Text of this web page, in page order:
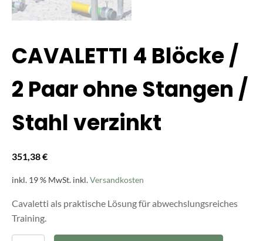
CAVALETTI 4 Blöcke /
2 Paar ohne Stangen /
Stahl verzinkt
351,38€
inkl. 19 % MwSt. inkl.Versandkosten
Cavaletti als praktische Lösung für abwechslungsreiches
Training.